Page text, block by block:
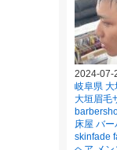
2024-07-
岐阜県 大
大垣眉毛
床屋 バ
skinfade